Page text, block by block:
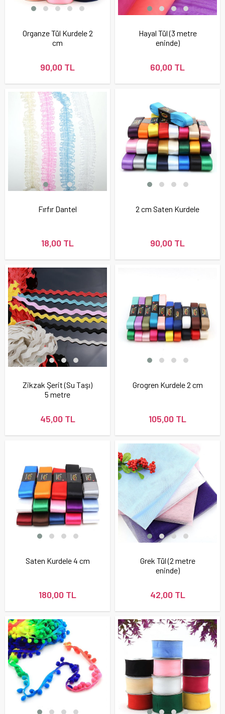
Organze Tül Kurdele 2
cm
90,00 TL
Hayal Tül (3 metre
eninde)
60,00 TL
Fırfır Dantel
18,00 TL
2 cm Saten Kurdele
90,00 TL
Zikzak Şerit (Su Taşı)
5 metre
45,00 TL
Grogren Kurdele 2 cm
105,00 TL
Saten Kurdele 4 cm
180,00 TL
Grek Tül (2 metre
eninde)
42,00 TL